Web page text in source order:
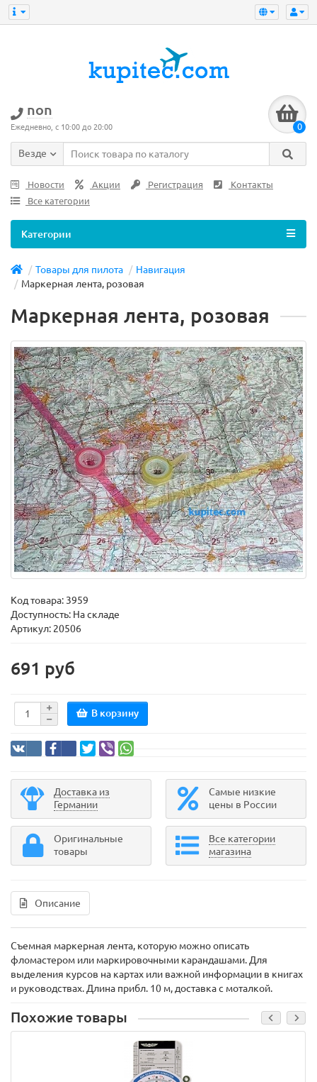
non
Ежедневно, с 10:00 до 20:00 0
Везде
Новости Акции Регистрация
Контакты
Все категории
Категории
Товары для пилота
Навигация
Маркерная лента, розовая
Маркерная лента, розовая
Код товара: 3959
Доступность: На складе
Артикул: 20506
691 руб
В корзину
Доставка из
Германии
Самые низкие
цены в России
Оригинальные
товары
Все категории
магазина
Описание
Съемная маркерная лента, которую можно описать
фломастером или маркировочными карандашами. Для
выделения курсов на картах или важной информации в книгах
и руководствах. Длина прибл. 10 м, доставка с моталкой.
Похожие товары